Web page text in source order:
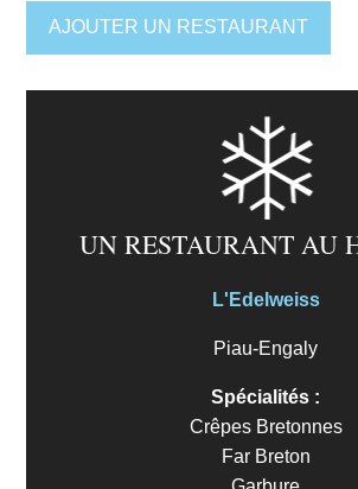
AJOUTER UN RESTAURANT
UN RESTAURANT AU
L'Edelweiss
Piau-Engaly
Spécialités :
Crêpes Bretonnes
Far Breton